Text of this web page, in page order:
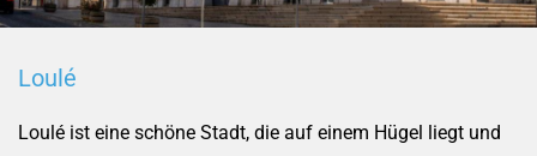
Loulé
Loulé ist eine schöne Stadt, die auf einem Hügel liegt und